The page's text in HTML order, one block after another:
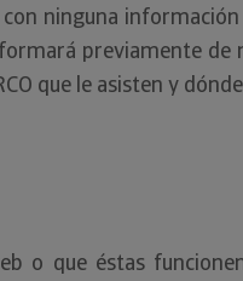
ninguna
previamente
que le asisten y
o que éstas